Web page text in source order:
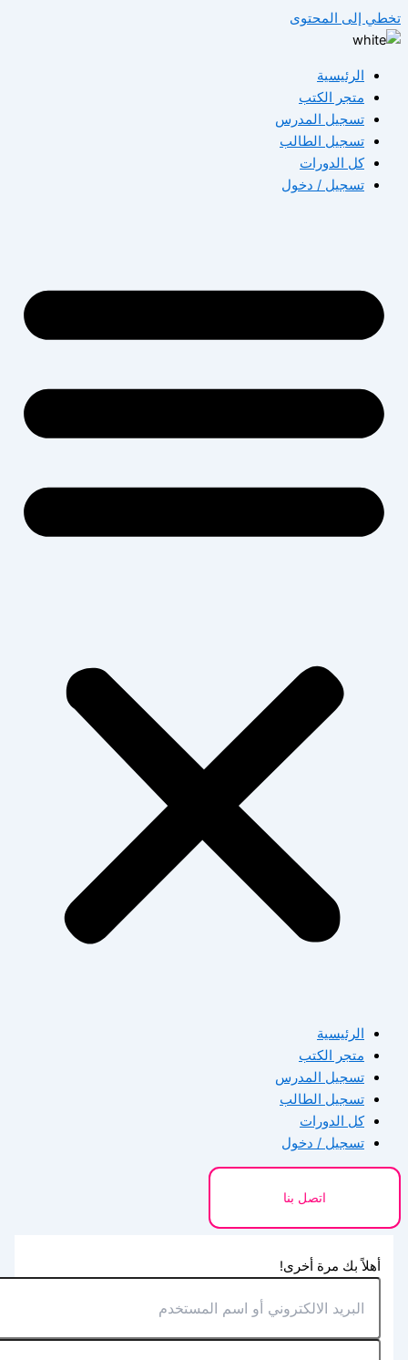
تخطي إلى المحتوى
الرئيسية
متجر الكتب
تسجيل المدرس
تسجيل الطالب
كل الدورات
تسجيل / دخول
الرئيسية
متجر الكتب
تسجيل المدرس
تسجيل الطالب
كل الدورات
تسجيل / دخول
اتصل بنا
أهلاً بك مرة أخرى!